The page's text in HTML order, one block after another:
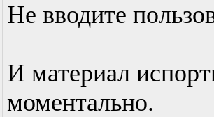
Не вводите
И материал
моментально.